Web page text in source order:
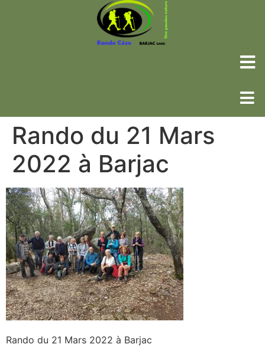
Rando du 21 Mars
2022 à Barjac
Rando du 21 Mars 2022 à Barjac